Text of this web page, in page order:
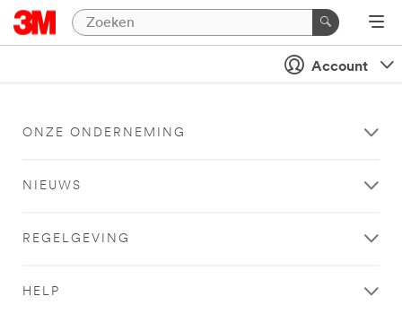
Account
ONZE ONDERNEMING
NIEUWS
REGELGEVING
HELP